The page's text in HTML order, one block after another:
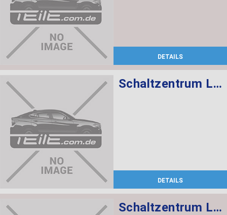
DETAILS
Schaltzentrum Lenksäule
DETAILS
Schaltzentrum Lenksäule